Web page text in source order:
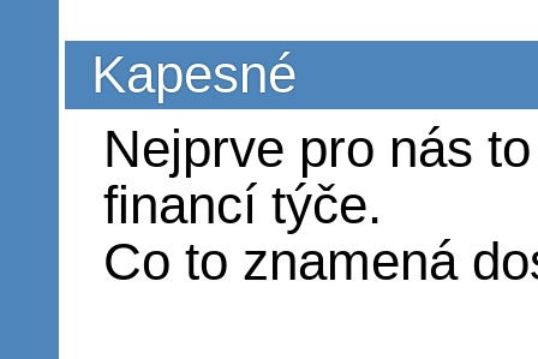
Kapesné
Nejprve pro nás
financí týče.
Co to znamená